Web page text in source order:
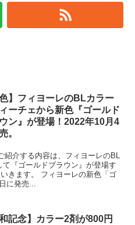
色】フィヨーレのBLカラー
ーチェから新色『ゴールド
ン』が登場！2022年10月4
。
紹介する内容は、フィヨーレのBL
『ゴールドブラウン』が登場す
きます。 フィヨーレの新色「ゴ
に発売...
和記念】カラー2剤が800円